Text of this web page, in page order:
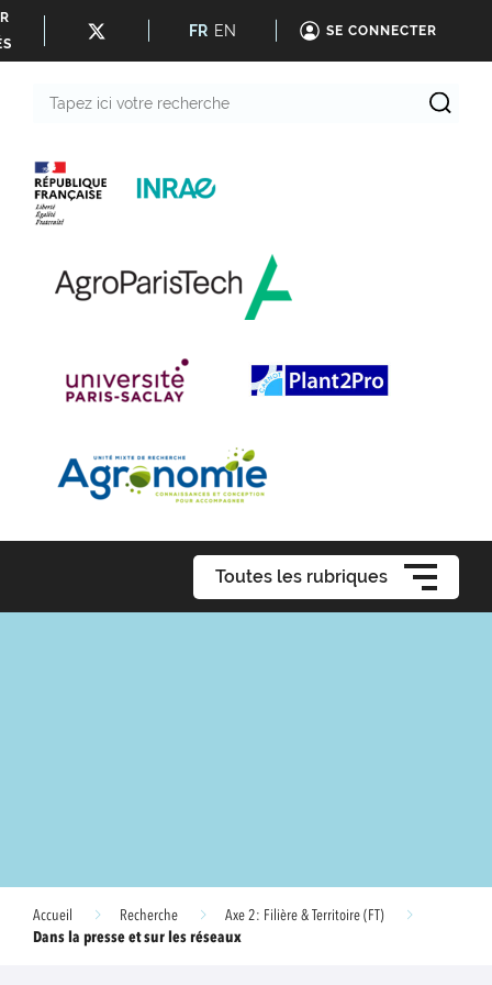
FR EN SE CONNECTER
Toutes les rubriques
Accueil Recherche
Axe 2: Filière & Territoire (FT)
Dans la presse et sur les réseaux